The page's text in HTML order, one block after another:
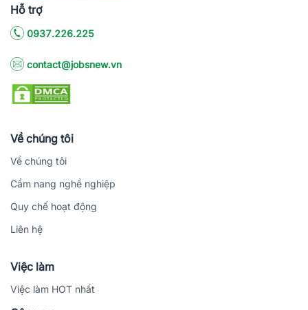
Hỗ trợ
0937.226.225
contact@jobsnew.vn
Về chúng tôi
Về chúng tôi
Cẩm nang nghề nghiệp
Quy chế hoạt động
Liên hệ
Việc làm
Việc làm HOT nhất